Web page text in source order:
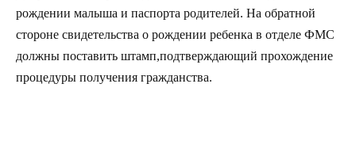
рождении малыша и паспорта родителей. На обратной
стороне свидетельства о рождении ребенка в отделе ФМС
должны поставить штамп,подтверждающий прохождение
процедуры получения гражданства.